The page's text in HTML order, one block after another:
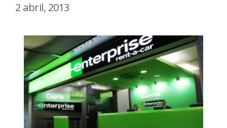
2 abril, 2013